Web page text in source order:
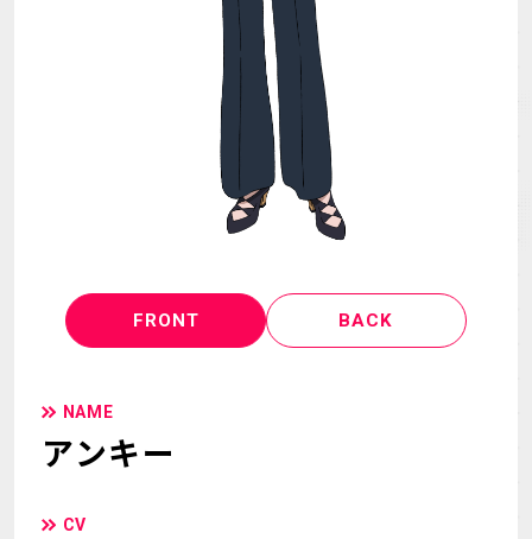
LANGUAGE
FRONT BACK
NAME
アンキー
CV